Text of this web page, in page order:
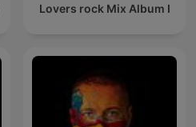
Lovers rock Mix Album I